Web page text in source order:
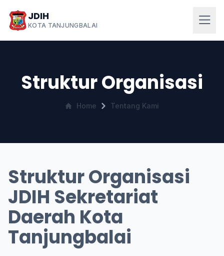
JDIH
KOTA TANJUNGBALAI
Struktur Organisasi
Home Tentang Kami
Struktur Organisasi
JDIH Sekretariat
Daerah Kota
Tanjungbalai